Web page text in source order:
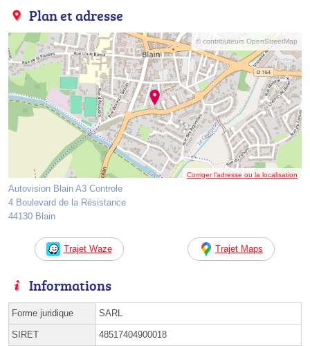
Plan et adresse
© contributeurs OpenStreetMap
Corriger l’adresse ou la localisation
Autovision Blain A3 Controle
4 Boulevard de la Résistance
44130 Blain
Trajet Waze Trajet Maps
Informations
Forme juridique SARL
SIRET 48517404900018